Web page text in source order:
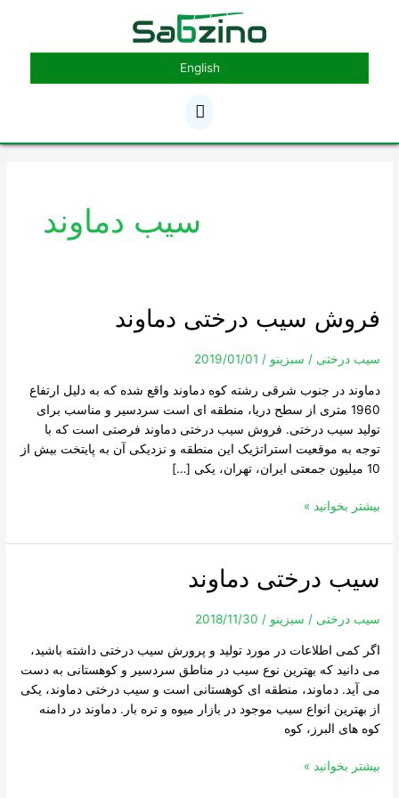
فهرست
اصلی
English
سیب دماوند
فروش سیب درختی دماوند
سیب درختی / سبزینو/
2019/01/01
دماوند در جنوب شرقی رشته کوه دماوند واقع شده که به دلیل ارتفاع
1960 متری از سطح دریا، منطقه ای است سردسیر و مناسب برای
تولید سیب درختی. فروش سیب درختی دماوند فرصتی است که با
توجه به موقعیت استراتژیک این منطقه و نزدیکی آن به پایتخت بیش از
10 میلیون جمعتی ایران، تهران، یکی […]
فروش
سیب
بیشتر بخوانید »
سیب درختی دماوند
سیب درختی / سبزینو/
2018/11/30
اگر کمی اطلاعات در مورد تولید و پرورش سیب درختی داشته باشید،
می دانید که بهترین نوع سیب در مناطق سردسیر و کوهستانی به دست
می آید. دماوند، منطقه ای کوهستانی است و سیب درختی دماوند، یکی
از بهترین انواع سیب موجود در بازار میوه و تره بار. دماوند در دامنه
کوه های البرز، کوه
درختی
بیشتر بخوانید »